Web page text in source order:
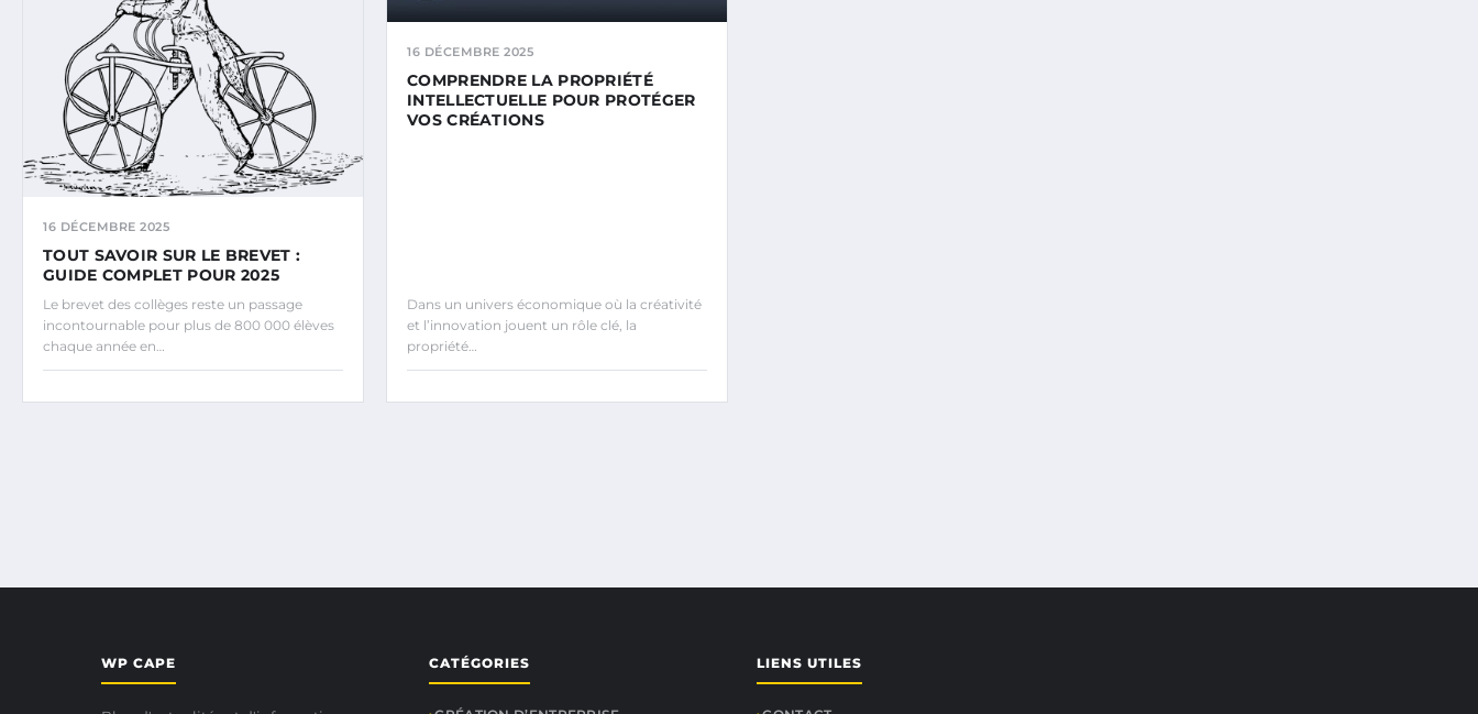
16 DÉCEMBRE 2025
TOUT SAVOIR SUR LE BREVET :
GUIDE COMPLET POUR 2025
Le brevet des collèges reste un passage
incontournable pour plus de 800 000 élèves
chaque année en…
16 DÉCEMBRE 2025
COMPRENDRE LA PROPRIÉTÉ
INTELLECTUELLE POUR PROTÉGER
VOS CRÉATIONS
Dans un univers économique où la créativité
et l’innovation jouent un rôle clé, la
propriété…
WP CAPE CATÉGORIES LIENS UTILES